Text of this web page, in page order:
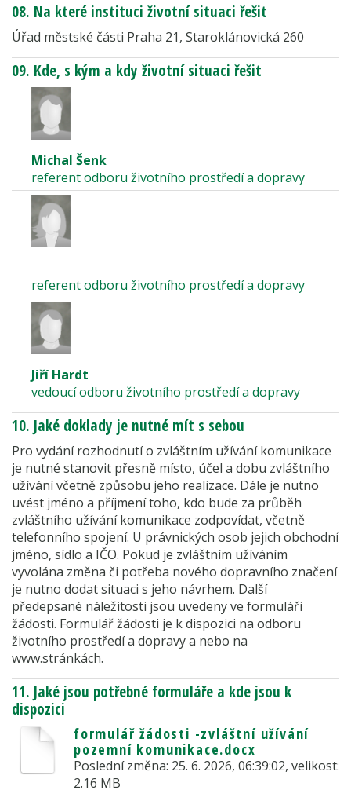
08. Na které instituci životní situaci řešit
Úřad městské části Praha 21, Staroklánovická 260
09. Kde, s kým a kdy životní situaci řešit
Michal Šenk
referent odboru životního prostředí a dopravy
referent odboru životního prostředí a dopravy
Jiří Hardt
vedoucí odboru životního prostředí a dopravy
10. Jaké doklady je nutné mít s sebou
Pro vydání rozhodnutí o zvláštním užívání komunikace
je nutné stanovit přesně místo, účel a dobu zvláštního
užívání včetně způsobu jeho realizace. Dále je nutno
uvést jméno a příjmení toho, kdo bude za průběh
zvláštního užívání komunikace zodpovídat, včetně
telefonního spojení. U právnických osob jejich obchodní
jméno, sídlo a IČO. Pokud je zvláštním užíváním
vyvolána změna či potřeba nového dopravního značení
je nutno dodat situaci s jeho návrhem. Další
předepsané náležitosti jsou uvedeny ve formuláři
žádosti. Formulář žádosti je k dispozici na odboru
životního prostředí a dopravy a nebo na
www.stránkách.
11. Jaké jsou potřebné formuláře a kde jsou k
dispozici
formulář žádosti -zvláštní užívání
pozemní komunikace.docx
Poslední změna: 25. 6. 2026, 06:39:02, velikost:
2.16 MB